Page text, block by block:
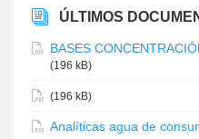
ÚLTIMOS
BASES
(196 kB)
(196 kB)
Analíticas agua de